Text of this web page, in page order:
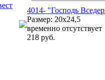
4014- "Господь
Размер: 20х24,5
временно отсутствует
218 руб.